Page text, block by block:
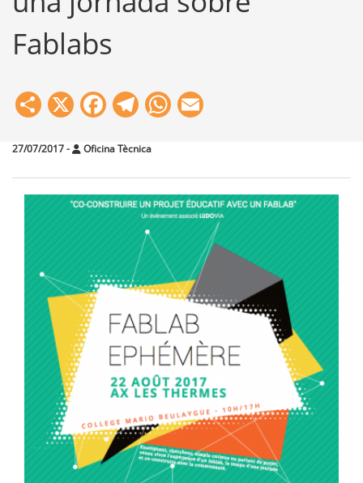
Fablabs
Share
X Facebook
Telegram
WhatsApp
27/07/2017- Oficina Tècnica